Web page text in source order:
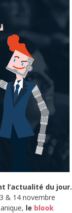
l’actualité du jour.
& 14 novembre
le blook